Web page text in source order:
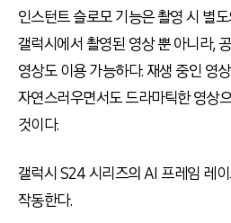
인스턴트 슬로모 기능은 촬영 시 별
갤럭시에서 촬영된 영상 뿐 아니라,
영상도 이용 가능하다. 재생 중인 영
자연스러우면서도 드라마틱한 영상
것이다.
갤럭시 S24 시리즈의 AI 프레임 레
작동한다.